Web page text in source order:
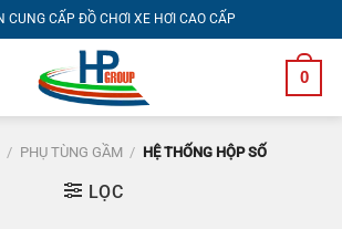
CUNG CẤP ĐỒ CHƠI XE HƠI CAO CẤP
0
/ PHỤ TÙNG GẦM / HỆ THỐNG HỘP SỐ
LỌC